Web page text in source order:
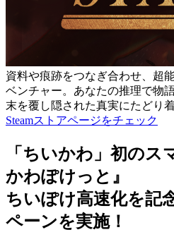
資料や痕跡をつなぎ合わせ、超
ベンチャー。あなたの推理で物
末を覆し隠された真実にたどり着
Steamストアページをチェック
「ちいかわ」初のス
かわぽけっと』
ちいぽけ高速化を記
ペーンを実施！